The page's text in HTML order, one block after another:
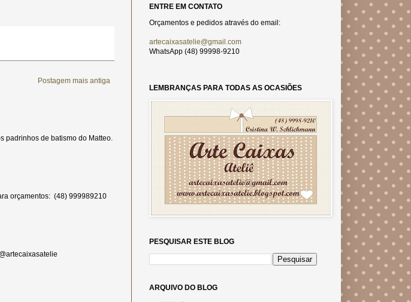
Postagem mais antiga
padrinhos de batismo do Matteo.
orçamentos: (48) 999989210
ENTRE EM CONTATO
Orçamentos e pedidos através do email:
artecaixasatelie@gmail.com
WhatsApp (48) 99998-9210
LEMBRANÇAS PARA TODAS AS OCASIÕES
PESQUISAR ESTE BLOG
ARQUIVO DO BLOG